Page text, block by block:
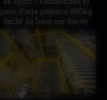
pose d’une potence 600kg
5m30 de haut sur 5m de
portée 😅 #industrie